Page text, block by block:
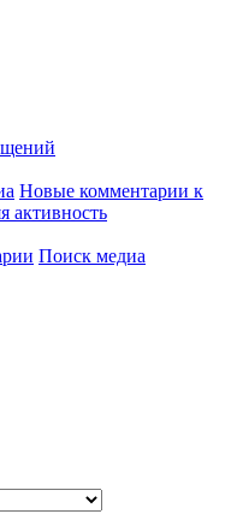
Новые комментарии к
активность
Поиск медиа